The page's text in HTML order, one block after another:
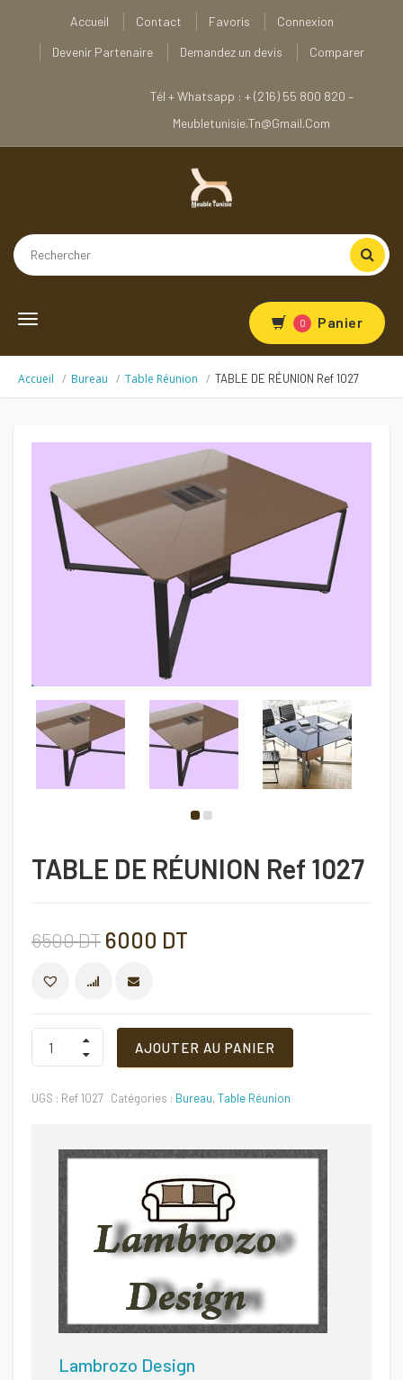
Accueil Contact Favoris
Connexion
Devenir Partenaire
Demandez un devis Comparer
Tél + Whatsapp : + (216) 55 800 820 –
Meubletunisie.tn@gmail.com
Toggle
0 Panier
Accueil Bureau Table Réunion TABLE DE RÉUNION Ref 1027
TABLE DE RÉUNION Ref 1027
6500DT Le
prix
initial
était :
6000 DT
actuel
est :
COMPARER
TABLE
RÉUNION
1027
AJOUTER AU PANIER
UGS : Ref 1027 Catégories : Bureau, Table Réunion
Lambrozo Design